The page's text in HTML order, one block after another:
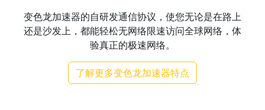
变色龙加速器的自研发通信协议，使您无论是在路上
还是沙发上，都能轻松无网络限速访问全球网络，体
验真正的极速网络。
了解更多变色龙加速器特点